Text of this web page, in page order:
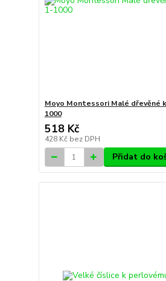
Moyo Montessori Malé dřevěné
1000
518 Kč
428 Kč bez DPH
Přidat do